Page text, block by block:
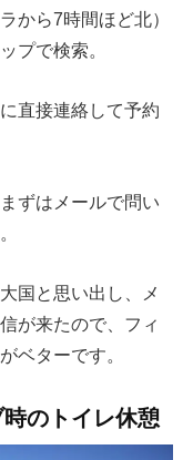
から7時間ほど北）
プで検索。
直接連絡して予約
ずはメールで問い
国と思い出し、メ
が来たので、フィ
ベターです。
のトイレ休憩